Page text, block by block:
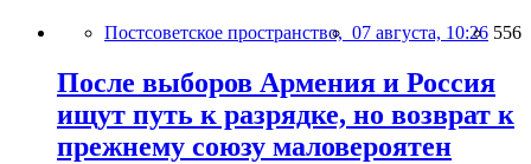
Постсоветское пространство, 07 августа, 10:26 556
После выборов Армения и Россия
ищут путь к разрядке, но возврат к
прежнему союзу маловероятен